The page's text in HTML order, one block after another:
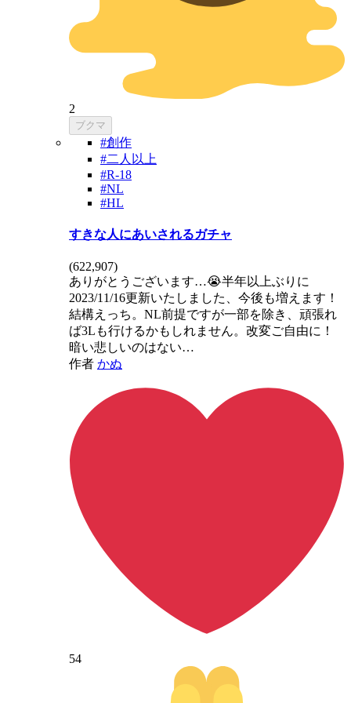
2
ブクマ
#創作
#二人以上
#R-18
#NL
#HL
すきな人にあいされるガチャ
(622,907)
ありがとうございます…😭半年以上ぶりに
2023/11/16更新いたしました、今後も増えます！
結構えっち。NL前提ですが一部を除き、頑張れ
ば3Lも行けるかもしれません。改変ご自由に！
暗い悲しいのはない…
作者 かぬ
54